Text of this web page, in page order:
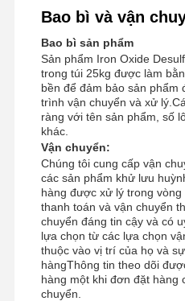
Polyacrylamit cation
Chất làm gel để phá vỡ axit
Thuốc trầm tích nhiệt độ
Khử lưu huỳnh
Bao bì và vận
Bao bì sản phẩm
Sản phẩm Iron Oxide
trong túi 25kg được làm
bền để đảm bảo sản phẩm
trình vận chuyển và xử
ràng với tên sản phẩm, số
khác.
Vận chuyển:
Chúng tôi cung cấp vận
các sản phẩm khử lưu
hàng được xử lý trong
thanh toán và vận chuyển
chuyển đáng tin cậy và có
lựa chọn từ các lựa chọn
thuộc vào vị trí của họ và
hàngThông tin theo dõi
hàng một khi đơn đặt hàng
chuyển.